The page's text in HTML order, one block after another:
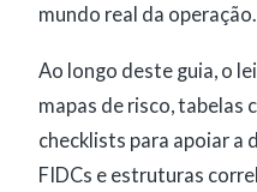
mundo real da operação.
Ao longo deste guia, o
mapas de risco, tabelas
checklists para apoiar a
FIDCs e estruturas